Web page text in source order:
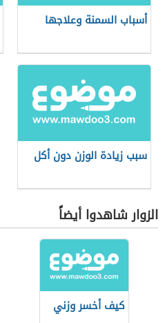
أسباب السمنة وعلاجها
سبب زيادة الوزن دون أكل
الزوار شاهدوا أيضاً
كيف أخسر وزني